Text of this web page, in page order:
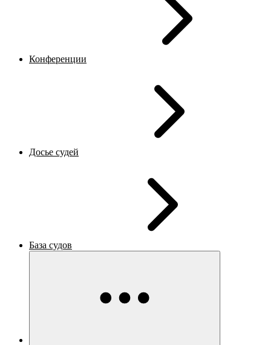
Конференции
Досье судей
База судов